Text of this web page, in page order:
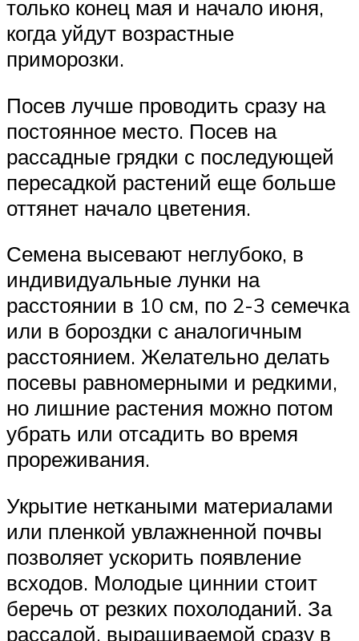
только конец мая и начало июня,
когда уйдут возрастные
приморозки.
Посев лучше проводить сразу на
постоянное место. Посев на
рассадные грядки с последующей
пересадкой растений еще больше
оттянет начало цветения.
Семена высевают неглубоко, в
индивидуальные лунки на
расстоянии в 10 см, по 2-3 семечка
или в бороздки с аналогичным
расстоянием. Желательно делать
посевы равномерными и редкими,
но лишние растения можно потом
убрать или отсадить во время
прореживания.
Укрытие неткаными материалами
или пленкой увлажненной почвы
позволяет ускорить появление
всходов. Молодые циннии стоит
беречь от резких похолоданий. За
рассадой, выращиваемой сразу в